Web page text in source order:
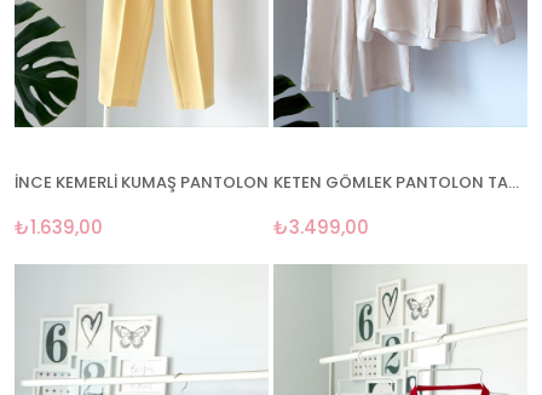
İNCE KEMERLİ KUMAŞ PANTOLON
₺1.639,00
KETEN GÖMLEK PANTOLON TAKIM
₺3.499,00